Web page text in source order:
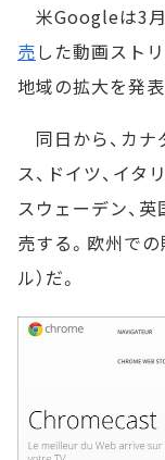
米Googleは3月
売した動画スト
地域の拡大を発表
同日から、カナ
ス、ドイツ、イタ
スウェーデン、
売する。欧州で
ル）だ。